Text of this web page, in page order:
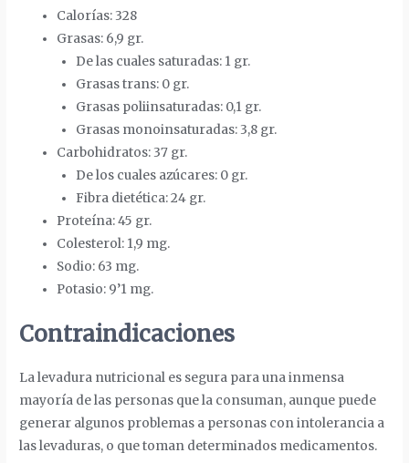
Calorías: 328
Grasas: 6,9 gr.
De las cuales saturadas: 1 gr.
Grasas trans: 0 gr.
Grasas poliinsaturadas: 0,1 gr.
Grasas monoinsaturadas: 3,8 gr.
Carbohidratos: 37 gr.
De los cuales azúcares: 0 gr.
Fibra dietética: 24 gr.
Proteína: 45 gr.
Colesterol: 1,9 mg.
Sodio: 63 mg.
Potasio: 9’1 mg.
Contraindicaciones
La levadura nutricional es segura para una inmensa
mayoría de las personas que la consuman, aunque puede
generar algunos problemas a personas con intolerancia a
las levaduras, o que toman determinados medicamentos.